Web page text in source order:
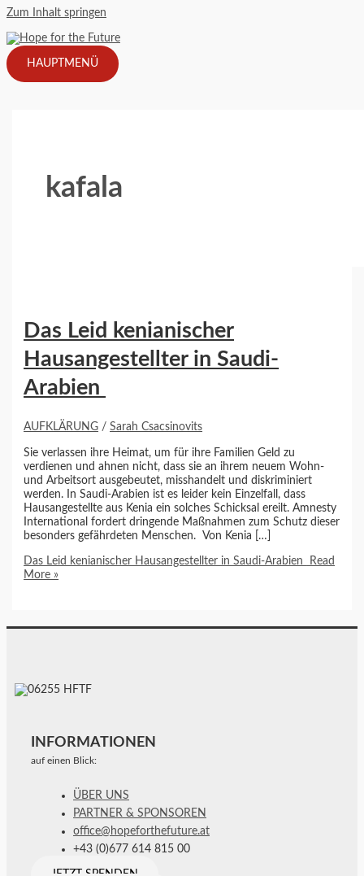
Zum Inhalt springen
HAUPTMENÜ
kafala
Das Leid kenianischer
Hausangestellter in Saudi-
Arabien
AUFKLÄRUNG /Sarah Csacsinovits
Sie verlassen ihre Heimat, um für ihre Familien Geld zu
verdienen und ahnen nicht, dass sie an ihrem neuem Wohn-
und Arbeitsort ausgebeutet, misshandelt und diskriminiert
werden. In Saudi-Arabien ist es leider kein Einzelfall, dass
Hausangestellte aus Kenia ein solches Schicksal ereilt. Amnesty
International fordert dringende Maßnahmen zum Schutz dieser
besonders gefährdeten Menschen. Von Kenia […]
Das Leid kenianischer Hausangestellter in Saudi-Arabien
Read
More »
INFORMATIONEN
auf einen Blick:
ÜBER UNS
PARTNER & SPONSOREN
office@hopeforthefuture.at
+43 (0)677 614 815 00